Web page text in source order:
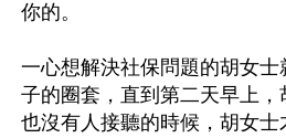
你的。
一心想解決社保問題的胡女
子的圈套，直到第二天早上
也沒有人接聽的時候，胡女